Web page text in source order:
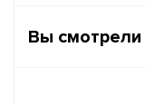
Вы смотрели